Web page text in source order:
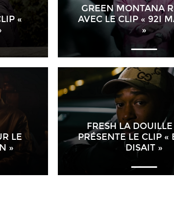
«
GREEN MONTANA
AVEC LE CLIP « 92I
»
LE
»
FRESH LA
PRÉSENTE LE CLIP «
DISAIT »